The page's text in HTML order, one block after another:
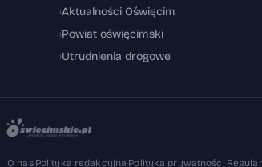
›Aktualności Oświęcim
›Powiat oświęcimski
›Utrudnienia drogowe
O nas·Polityka redakcyjna·Polityka prywatności·